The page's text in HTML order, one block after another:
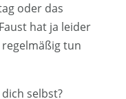
oder das
hat ja leider
tun
selbst?